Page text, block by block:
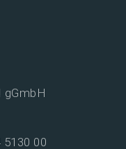
gGmbH
5130 00